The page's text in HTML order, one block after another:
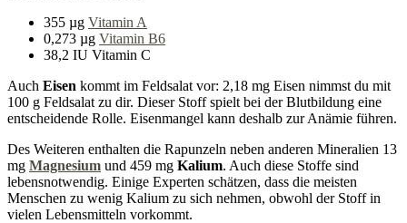
355 µg Vitamin A
0,273 µg Vitamin B6
38,2 IU Vitamin C
Auch Eisen kommt im Feldsalat vor: 2,18 mg Eisen nimmst du mit
100 g Feldsalat zu dir. Dieser Stoff spielt bei der Blutbildung eine
entscheidende Rolle. Eisenmangel kann deshalb zur Anämie führen.
Des Weiteren enthalten die Rapunzeln neben anderen Mineralien 13
mg Magnesium und 459 mg Kalium. Auch diese Stoffe sind
lebensnotwendig. Einige Experten schätzen, dass die meisten
Menschen zu wenig Kalium zu sich nehmen, obwohl der Stoff in
vielen Lebensmitteln vorkommt.